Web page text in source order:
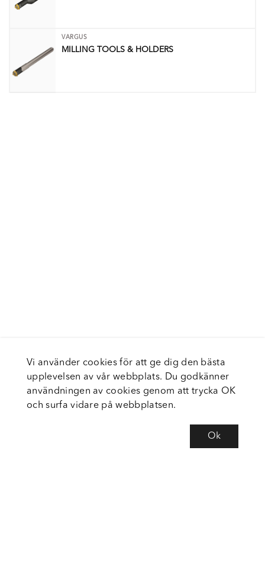
VARGUS
MILLING TOOLS & HOLDERS
Vi använder cookies för att ge dig den bästa
upplevelsen av vår webbplats. Du godkänner
användningen av cookies genom att trycka OK
och surfa vidare på webbplatsen.
Ok